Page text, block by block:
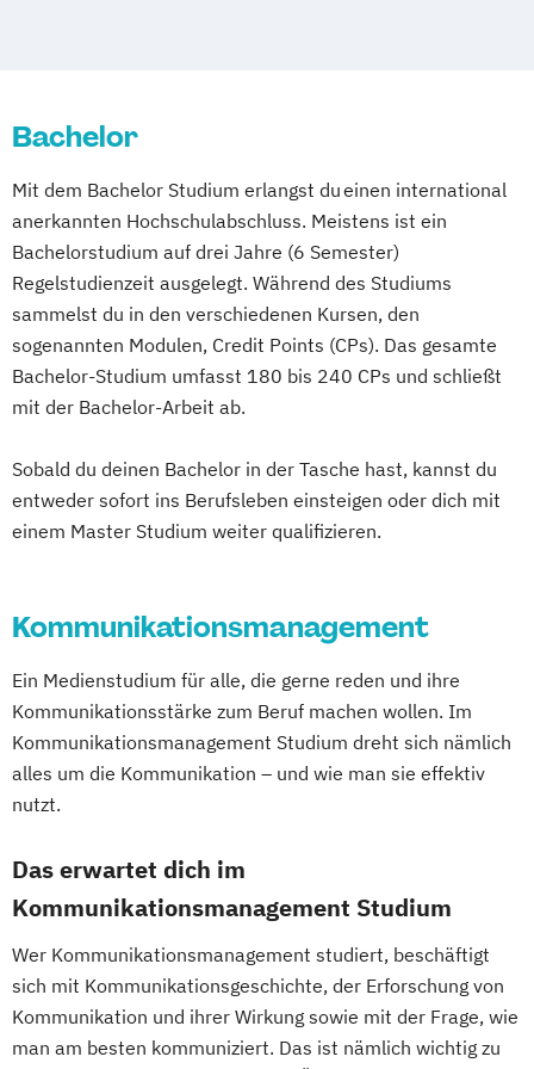
Bachelor
Mit dem Bachelor Studium erlangst du einen international
anerkannten Hochschulabschluss. Meistens ist ein
Bachelorstudium auf drei Jahre (6 Semester)
Regelstudienzeit ausgelegt. Während des Studiums
sammelst du in den verschiedenen Kursen, den
sogenannten Modulen, Credit Points (CPs). Das gesamte
Bachelor-Studium umfasst 180 bis 240 CPs und schließt
mit der Bachelor-Arbeit ab.
Sobald du deinen Bachelor in der Tasche hast, kannst du
entweder sofort ins Berufsleben einsteigen oder dich mit
einem Master Studium weiter qualifizieren.
Kommunikationsmanagement
Ein Medienstudium für alle, die gerne reden und ihre
Kommunikationsstärke zum Beruf machen wollen. Im
Kommunikationsmanagement Studium dreht sich nämlich
alles um die Kommunikation – und wie man sie effektiv
nutzt.
Das erwartet dich im
Kommunikationsmanagement Studium
Wer Kommunikationsmanagement studiert, beschäftigt
sich mit Kommunikationsgeschichte, der Erforschung von
Kommunikation und ihrer Wirkung sowie mit der Frage, wie
man am besten kommuniziert. Das ist nämlich wichtig zu